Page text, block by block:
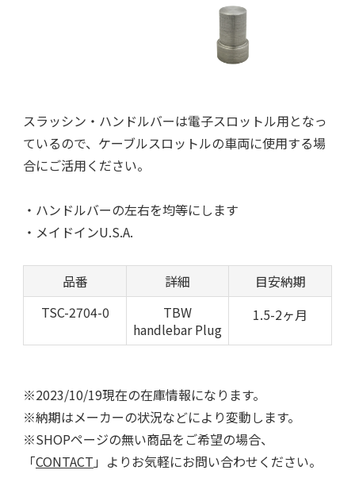
スラッシン・ハンドルバーは電子スロットル用となっ
ているので、ケーブルスロットルの車両に使用する場
合にご活用ください。
・ハンドルバーの左右を均等にします
・メイドインU.S.A.
品番 詳細
目安納期
TSC-2704-0
TBW
handlebar Plug
1.5-2ヶ月
※2023/10/19現在の在庫情報になります。
※納期はメーカーの状況などにより変動します。
※SHOPページの無い商品をご希望の場合、
「CONTACT 」よりお気軽にお問い合わせください。